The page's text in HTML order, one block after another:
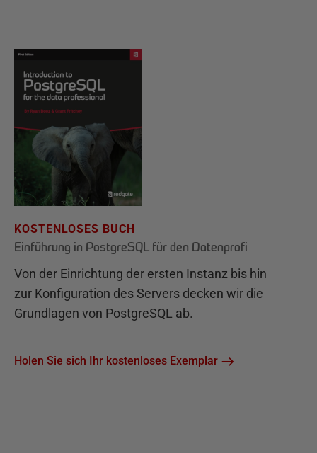
KOSTENLOSES BUCH
Einführung in PostgreSQL für den Datenprofi
Von der Einrichtung der ersten Instanz bis hin
zur Konfiguration des Servers decken wir die
Grundlagen von PostgreSQL ab.
Holen Sie sich Ihr kostenloses Exemplar